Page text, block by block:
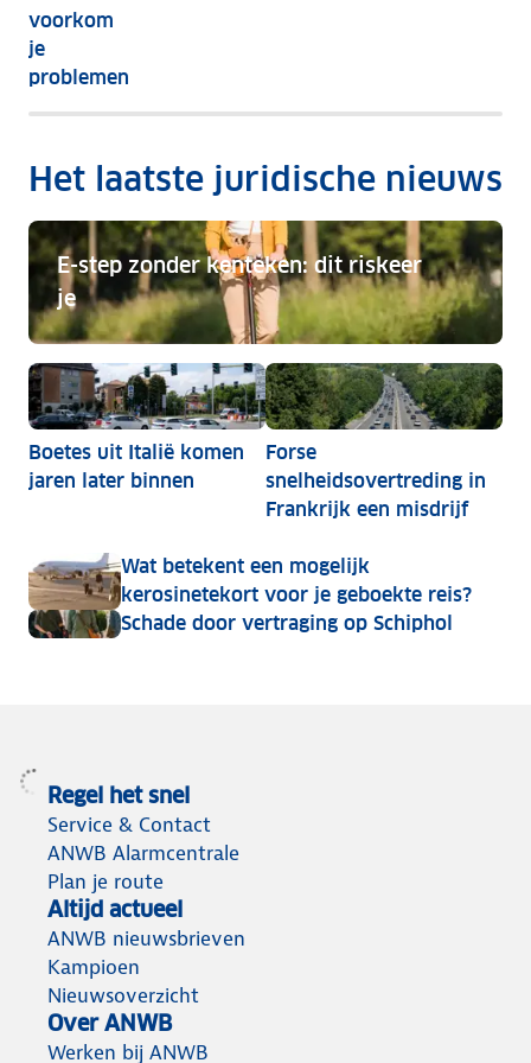
Let
dan
bij
een
reparatie
in
het
buitenland.
voorkom
je
problemen
Het laatste juridische nieuws
Boetes uit Italië komen
jaren later binnen
Forse
snelheidsovertreding in
Frankrijk een misdrijf
E-step zonder kenteken: dit riskeer
je
Wat betekent een mogelijk
kerosinetekort voor je geboekte reis?
Schade door vertraging op Schiphol
Regel het snel
Service & Contact
ANWB Alarmcentrale
Plan je route
Altijd actueel
ANWB nieuwsbrieven
Kampioen
Nieuwsoverzicht
Over ANWB
Werken bij ANWB